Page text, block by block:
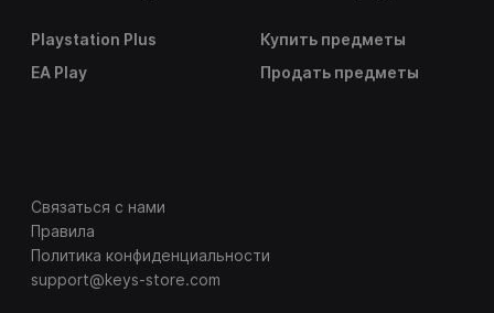
Playstation Plus
EA Play
Купить предметы
Продать предметы
Связаться с нами
Правила
Политика конфиденциальности
support@keys-store.com